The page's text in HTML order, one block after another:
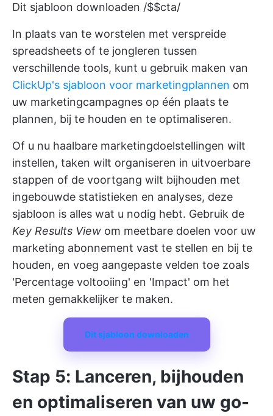
Dit sjabloon downloaden /$$cta/
In plaats van te worstelen met verspreide
spreadsheets of te jongleren tussen
verschillende tools, kunt u gebruik maken van
ClickUp's sjabloon voor marketingplannen om
uw marketingcampagnes op één plaats te
plannen, bij te houden en te optimaliseren.
Of u nu haalbare marketingdoelstellingen wilt
instellen, taken wilt organiseren in uitvoerbare
stappen of de voortgang wilt bijhouden met
ingebouwde statistieken en analyses, deze
sjabloon is alles wat u nodig hebt. Gebruik de
Key Results View om meetbare doelen voor uw
marketing abonnement vast te stellen en bij te
houden, en voeg aangepaste velden toe zoals
'Percentage voltooiing' en 'Impact' om het
meten gemakkelijker te maken.
Dit sjabloon downloaden
Stap 5: Lanceren, bijhouden
en optimaliseren van uw go-